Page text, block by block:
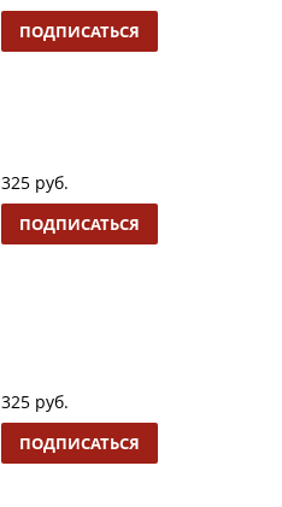
ПОДПИСАТЬСЯ
325 руб.
ПОДПИСАТЬСЯ
325 руб.
ПОДПИСАТЬСЯ